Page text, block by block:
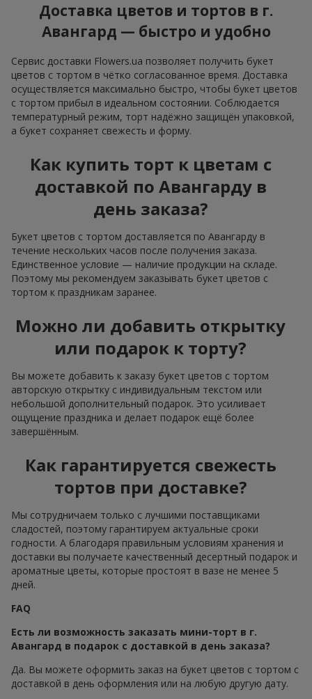
Доставка цветов и тортов в г.
Авангард — быстро и удобно
Сервис доставки Flowers.ua позволяет получить букет
цветов с тортом в чётко согласованное время. Доставка
осуществляется максимально быстро, чтобы букет цветов
с тортом прибыл в идеальном состоянии. Соблюдается
температурный режим, торт надёжно защищён упаковкой,
а букет сохраняет свежесть и форму.
Как купить торт к цветам с
доставкой по Авангарду в
день заказа?
Букет цветов с тортом доставляется по Авангарду в
течение нескольких часов после получения заказа.
Единственное условие — наличие продукции на складе.
Поэтому мы рекомендуем заказывать букет цветов с
тортом к праздникам заранее.
Можно ли добавить открытку
или подарок к торту?
Вы можете добавить к заказу букет цветов с тортом
авторскую открытку с индивидуальным текстом или
небольшой дополнительный подарок. Это усиливает
ощущение праздника и делает подарок ещё более
завершённым.
Как гарантируется свежесть
тортов при доставке?
Мы сотрудничаем только с лучшими поставщиками
сладостей, поэтому гарантируем актуальные сроки
годности. А благодаря правильным условиям хранения и
доставки вы получаете качественный десертный подарок и
ароматные цветы, которые простоят в вазе не менее 5
дней.
FAQ
Есть ли возможность заказать мини-торт в г.
Авангард в подарок с доставкой в день заказа?
Да. Вы можете оформить заказ на букет цветов с тортом с
доставкой в день оформления или на любую другую дату.